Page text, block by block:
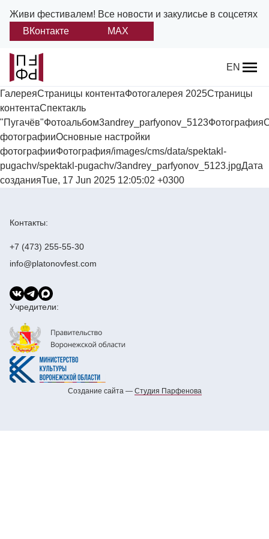
Живи фестивалем! Все новости и закулисье в соцсетях
ВКонтакте
MAX
EN
Назад
О фестивале
Платонов
Положение о фестивале
Учредители и партнеры
Отчеты и документы
ГалереяСтраницы контентаФотогалерея 2025Страницы
контентаСпектакль
фотографииОсновные настройки
фотографииФотография/images/cms/data/spektakl-
pugachv/spektakl-pugachv/3andrey_parfyonov_5123.jpgДата
созданияTue, 17 Jun 2025 12:05:02 +0300
Контакты:
+7 (473) 255-55-30
info@platonovfest.com
Учредители:
Создание сайта — Cтудия Парфенова